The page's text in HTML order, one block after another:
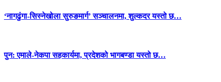
‘नागढुंगा-सिस्नेखोला सुरुङमार्ग’ सञ्चालनमा, शुल्कदर यस्तो छ…
पुन: एमाले-नेकपा सहकार्यमा, प्रदेशको भागबण्डा यस्तो छ…